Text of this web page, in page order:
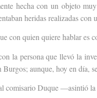
hecha con un objeto
heridas realizadas
con quien quiere hablar es
la persona que llevó la
Burgos; aunque, hoy en día,
comisario Duque —asintió la